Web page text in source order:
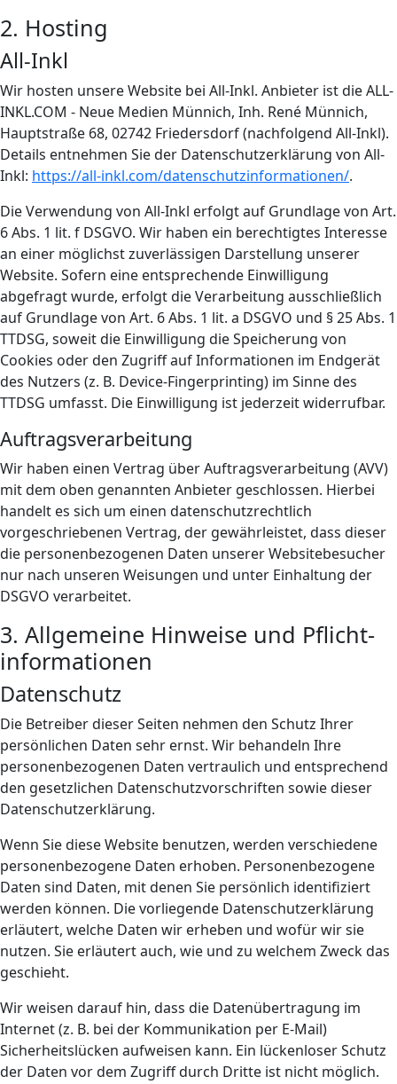
2. Hosting
All-Inkl
Wir hosten unsere Website bei All-Inkl. Anbieter ist die ALL-
INKL.COM - Neue Medien Münnich, Inh. René Münnich,
Hauptstraße 68, 02742 Friedersdorf (nachfolgend All-Inkl).
Details entnehmen Sie der Datenschutzerklärung von All-
Inkl: https://all-inkl.com/datenschutzinformationen/.
Die Verwendung von All-Inkl erfolgt auf Grundlage von Art.
6 Abs. 1 lit. f DSGVO. Wir haben ein berechtigtes Interesse
an einer möglichst zuverlässigen Darstellung unserer
Website. Sofern eine entsprechende Einwilligung
abgefragt wurde, erfolgt die Verarbeitung ausschließlich
auf Grundlage von Art. 6 Abs. 1 lit. a DSGVO und § 25 Abs. 1
TTDSG, soweit die Einwilligung die Speicherung von
Cookies oder den Zugriff auf Informationen im Endgerät
des Nutzers (z. B. Device-Fingerprinting) im Sinne des
TTDSG umfasst. Die Einwilligung ist jederzeit widerrufbar.
Auftragsverarbeitung
Wir haben einen Vertrag über Auftragsverarbeitung (AVV)
mit dem oben genannten Anbieter geschlossen. Hierbei
handelt es sich um einen datenschutzrechtlich
vorgeschriebenen Vertrag, der gewährleistet, dass dieser
die personenbezogenen Daten unserer Websitebesucher
nur nach unseren Weisungen und unter Einhaltung der
DSGVO verarbeitet.
3. Allgemeine Hinweise und Pflicht­
informationen
Datenschutz
Die Betreiber dieser Seiten nehmen den Schutz Ihrer
persönlichen Daten sehr ernst. Wir behandeln Ihre
personenbezogenen Daten vertraulich und entsprechend
den gesetzlichen Datenschutzvorschriften sowie dieser
Datenschutzerklärung.
Wenn Sie diese Website benutzen, werden verschiedene
personenbezogene Daten erhoben. Personenbezogene
Daten sind Daten, mit denen Sie persönlich identifiziert
werden können. Die vorliegende Datenschutzerklärung
erläutert, welche Daten wir erheben und wofür wir sie
nutzen. Sie erläutert auch, wie und zu welchem Zweck das
geschieht.
Wir weisen darauf hin, dass die Datenübertragung im
Internet (z. B. bei der Kommunikation per E-Mail)
Sicherheitslücken aufweisen kann. Ein lückenloser Schutz
der Daten vor dem Zugriff durch Dritte ist nicht möglich.